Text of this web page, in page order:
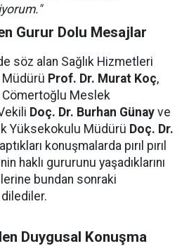
Gurur Dolu Mesajlar
söz alan Sağlık Hizmetleri
Prof. Dr. Murat Koç,
Meslek
Doç. Dr. Burhan Günay ve
Yüksekokulu Müdürü Doç. Dr.
konuşmalarda pırıl pırıl
haklı gururunu yaşadıklarını
bundan sonraki
dilediler.
Duygusal Konuşma